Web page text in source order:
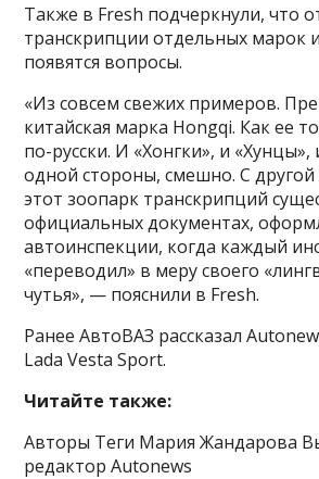
Также в Fresh подчеркнули, что
транскрипции отдельных марок
появятся вопросы.
«Из совсем свежих примеров.
китайская марка Hongqi. Как ее
по-русски. И «Хонгки», и «Хунцы»,
одной стороны, смешно. С другой
этот зоопарк транскрипций
официальных документах,
автоинспекции, когда каждый
«переводил» в меру своего
чутья», — пояснили в Fresh.
Ранее АвтоВАЗ рассказал
Lada Vesta Sport.
Читайте также:
Авторы Теги Мария Жандарова
редактор Autonews